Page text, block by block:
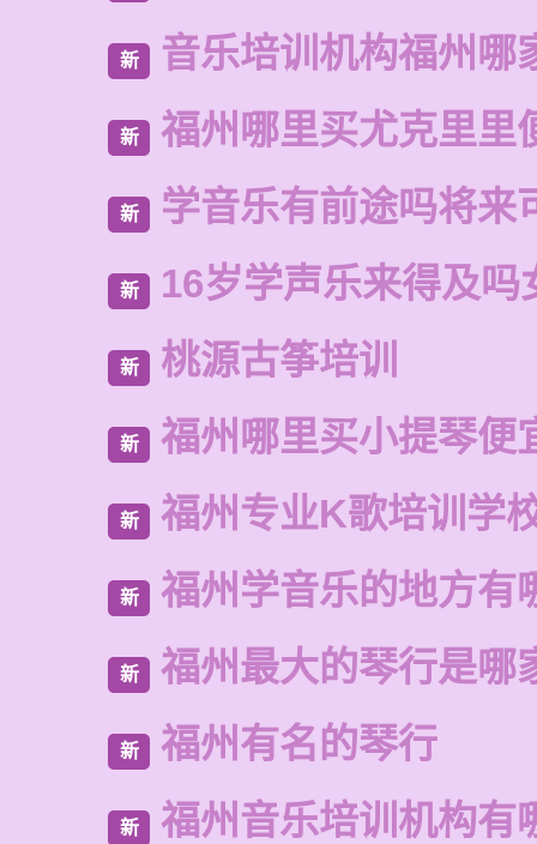
新 音乐培训机构福州哪
新 福州哪里买尤克里里
新 学音乐有前途吗将来
新 16岁学声乐来得及吗
新 桃源古筝培训
新 福州哪里买小提琴便
新 福州专业K歌培训学
新 福州学音乐的地方有
新 福州最大的琴行是哪
新 福州有名的琴行
新 福州音乐培训机构有